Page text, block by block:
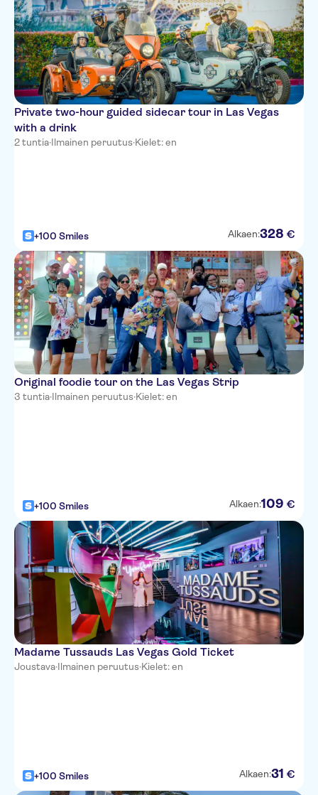
Cancun Resort
Desert Paradise Resort
La Quinta Inn & Suites
Stratosphere
Fairfield Inn Las Vegas Airport
Park Towers Hughes Ctr
Renaissance Las Vegas Hotel
Caesars Palace
Westgate (Formerly LVH)
Flamingo
Bluegreen Club 36
Artisan Hotel
Golden Gate Hotel & Casino
M Resort Spa Casino
Venetian
Elara (formally the PH Towers by
Westgate)
Gold Spike
Trump Tower
Royal Resort
New York New York
Private two-hour guided sidecar tour in Las Vegas
with a drink
2 tuntia·Ilmainen peruutus·Kielet: en
+100 Smiles Alkaen:328 €
Original foodie tour on the Las Vegas Strip
3 tuntia·Ilmainen peruutus·Kielet: en
+100 Smiles Alkaen:109 €
Madame Tussauds Las Vegas Gold Ticket
Joustava·Ilmainen peruutus·Kielet: en
+100 Smiles Alkaen:31 €